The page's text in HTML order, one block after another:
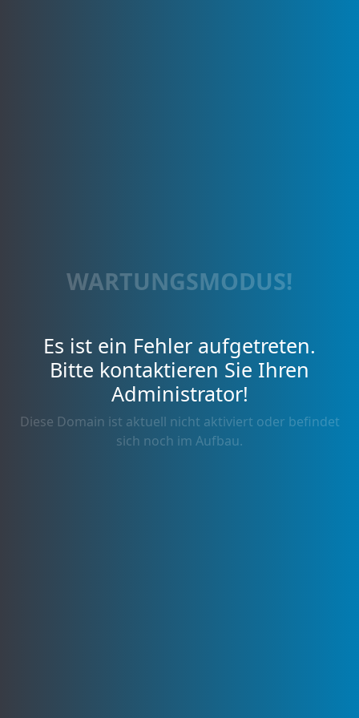
WARTUNGSMODUS!
Es ist ein Fehler aufgetreten.
Bitte kontaktieren Sie Ihren
Administrator!
Diese Domain ist aktuell nicht aktiviert oder befindet
sich noch im Aufbau.